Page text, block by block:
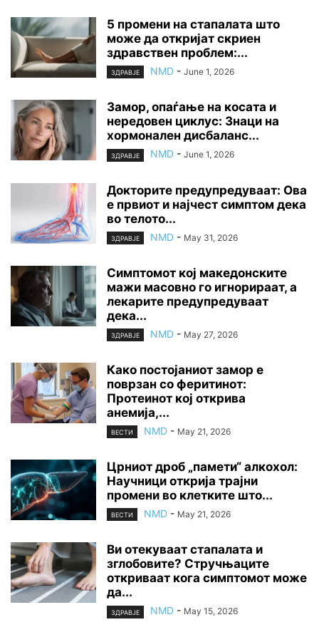
5 промени на стапалата што
може да откријат скриен
здравствен проблем:...
ЗДРАВЈЕ NMD - June 1, 2026
Замор, опаѓање на косата и
нередовен циклус: Знаци на
хормонален дисбаланс...
ЗДРАВЈЕ NMD - June 1, 2026
Докторите предупредуваат: Ова
е првиот и најчест симптом дека
во телото...
ЗДРАВЈЕ NMD - May 31, 2026
Симптомот кој македонските
мажи масовно го игнорираат, а
лекарите предупредуваат
дека...
ЗДРАВЈЕ NMD - May 27, 2026
Како постојаниот замор е
поврзан со феритинот:
Протеинот кој открива
анемија,...
ВЕСТИ NMD - May 21, 2026
Црниот дроб „памети“ алкохол:
Научници открија трајни
промени во клетките што...
ВЕСТИ NMD - May 21, 2026
Ви отекуваат стапалата и
зглобовите? Стручњаците
откриваат кога симптомот може
да...
ЗДРАВЈЕ NMD - May 15, 2026